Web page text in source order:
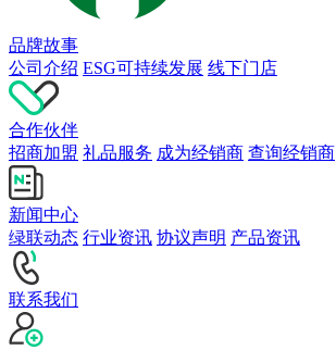
品牌故事
公司介绍 ESG可持续发展 线下门店
合作伙伴
招商加盟 礼品服务 成为经销商 查询经销商
新闻中心
绿联动态 行业资讯 协议声明 产品资讯
联系我们